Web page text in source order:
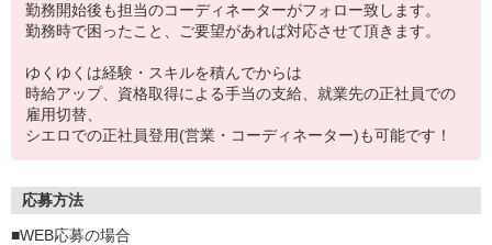
勤務開始後も担当のコーディネーターがフォロー致します。
勤務時で困ったこと、ご要望があれば対応させて頂きます。
ゆくゆくは経験・スキルを積んでからは
時給アップ、資格取得による手当の支給、就業先の正社員での
雇用切替、
シエロでの正社員登用(営業・コーディネーター)も可能です！
応募方法
■WEB応募の場合